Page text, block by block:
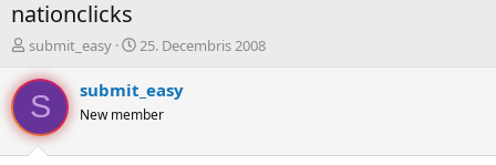
nationclicks
P
v
e
d
i
submit_easy
S
u
m
25. Decembris 2008
S submit_easy
New member